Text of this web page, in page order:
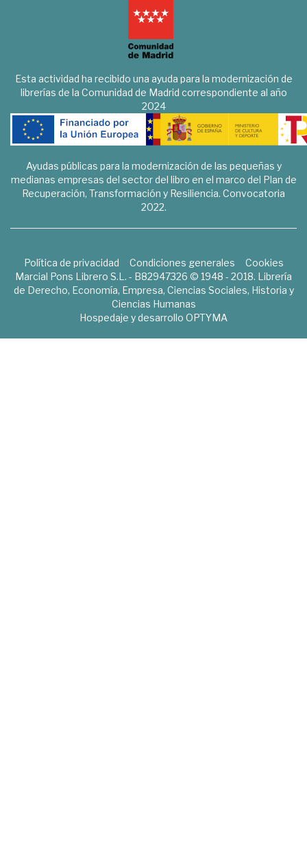
Esta actividad ha recibido una ayuda para la modernización de
librerías de la Comunidad de Madrid correspondiente al año
2024
Ayudas públicas para la modernización de las pequeñas y
medianas empresas del sector del libro en el marco del Plan de
Recuperación, Transformación y Resiliencia. Convocatoria
2022.
Política de privacidad Condiciones generales
Cookies
Marcial Pons Librero S.L. - B82947326 © 1948 - 2018. Librería
de Derecho, Economía, Empresa, Ciencias Sociales, Historia y
Ciencias Humanas
Hospedaje y desarrollo OPTYMA